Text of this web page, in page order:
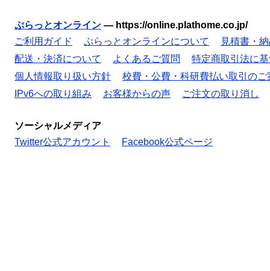
ぷらっとオンライン — https://online.plathome.co.jp/
ご利用ガイド
ぷらっとオンラインについて
見積書・
配送・決済について
よくあるご質問
特定商取引法に
個人情報取り扱い方針
校費・公費・科研費払い取引のご
IPv6への取り組み
お客様からの声 ご注文の取り消し
ソーシャルメディア
Twitter公式アカウント
Facebook公式ページ